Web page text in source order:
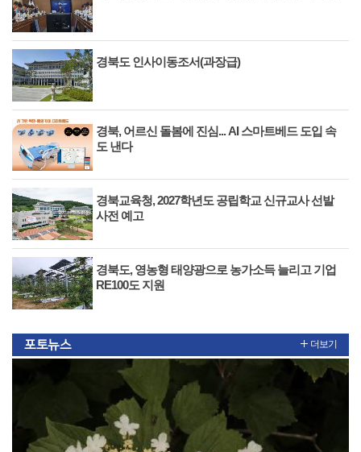
경북도 인사이동조서(과장급)
경북, 어르신 돌봄에 진심... AI 스마트베드 도입 속
도 낸다
경북교육청, 2027학년도 공립학교 신규교사 선발
사전 예고
경북도, 영농형 태양광으로 농가소득 늘리고 기업
RE100도 지원
포토뉴스 더보기